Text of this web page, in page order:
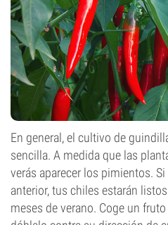
En general, el cultivo de
sencilla. A medida que las
verás aparecer los pimientos.
anterior, tus chiles estarán
meses de verano. Coge un